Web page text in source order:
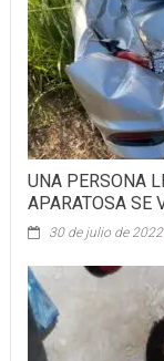
UNA PERSONA
APARATOSA SE
30 de julio de 2022